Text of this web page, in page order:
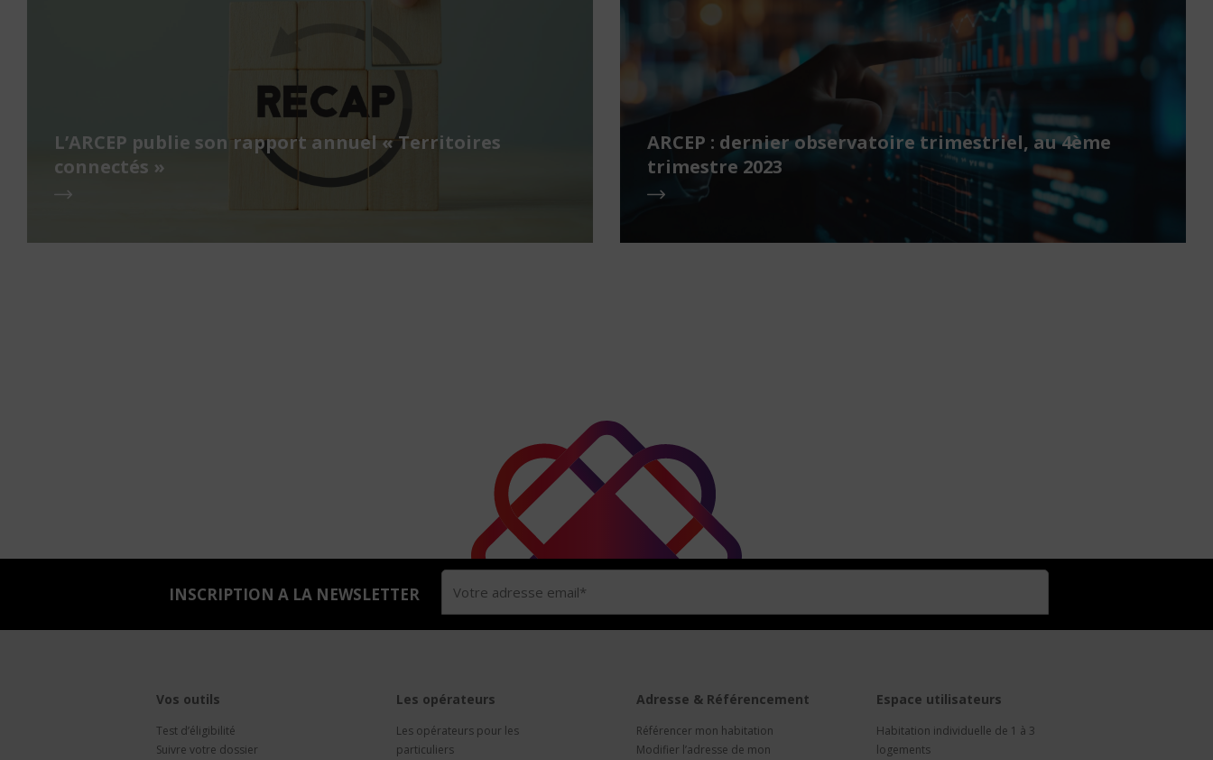
L’ARCEP publie son rapport annuel « Territoires
connectés »
ARCEP : dernier observatoire trimestriel, au 4ème
trimestre 2023
INSCRIPTION A LA NEWSLETTER
Vos outils
Test d’éligibilité
Suivre votre dossier
Les opérateurs
Les opérateurs pour les
particuliers
Adresse & Référencement
Référencer mon habitation
Modifier l’adresse de mon
Espace utilisateurs
Habitation individuelle de 1 à 3
logements